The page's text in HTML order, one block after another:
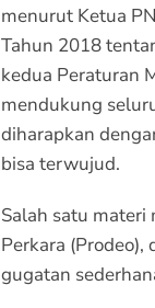
menurut Ketua
Tahun 2018
kedua Peraturan
mendukung
diharapkan
bisa terwujud.
Salah satu materi
Perkara
gugatan